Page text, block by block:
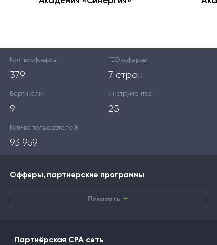
Кол-во офферов:
379
ГЕО офферов:
7 стран
Вертикали:
9
Инструментов:
25
Кол-во пользователей:
93 959
Офферы, партнерские программы
Показать
Партнёрская CPA сеть